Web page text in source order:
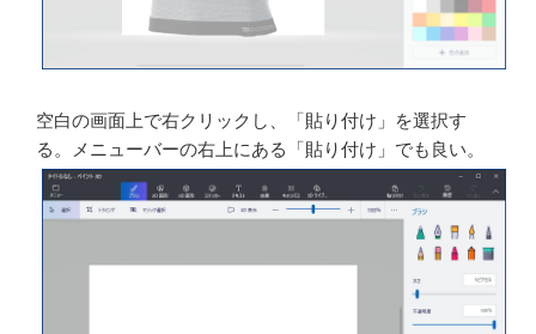
［作業内容を保存しますか？］→［保存しない］をクリ
ックする。